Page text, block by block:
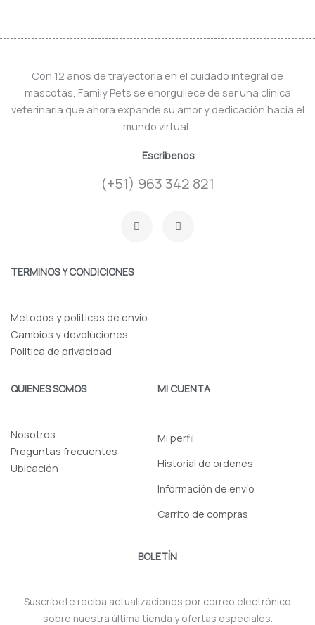
Con 12 años de trayectoria en el cuidado integral de
mascotas, Family Pets se enorgullece de ser una clínica
veterinaria que ahora expande su amor y dedicación hacia el
mundo virtual.
Escribenos
(+51) 963 342 821
a n
TERMINOS Y CONDICIONES
Metodos y politicas de envio
Cambios y devoluciones
Politica de privacidad
QUIENES SOMOS
Nosotros
Preguntas frecuentes
Ubicación
MI CUENTA
Mi perfil
Historial de ordenes
Información de envío
Carrito de compras
BOLETÍN
Suscríbete reciba actualizaciones por correo electrónico
sobre nuestra última tienda y ofertas especiales.